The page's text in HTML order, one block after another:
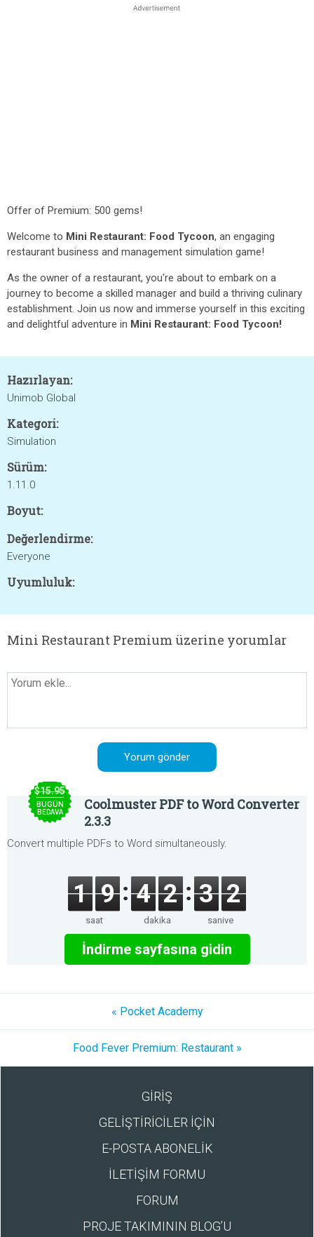
Offer of Premium: 500 gems!
Welcome to Mini Restaurant: Food Tycoon, an engaging
restaurant business and management simulation game!
As the owner of a restaurant, you're about to embark on a
journey to become a skilled manager and build a thriving culinary
establishment. Join us now and immerse yourself in this exciting
and delightful adventure in Mini Restaurant: Food Tycoon!
Hazırlayan:
Unimob Global
Kategori:
Simulation
Sürüm:
1.11.0
Boyut:
Değerlendirme:
Everyone
Uyumluluk:
Mini Restaurant Premium üzerine yorumlar
$15.95
BUGÜN
BEDAVA
Coolmuster PDF to Word Converter
2.3.3
Convert multiple PDFs to Word simultaneously.
1 9
saat
4 2
dakika
3 2
saniye
İndirme sayfasına gidin
« Pocket Academy
Food Fever Premium: Restaurant »
GİRİŞ
GELİŞTİRİCİLER İÇİN
E-POSTA ABONELİK
İLETİŞİM FORMU
FORUM
PROJE TAKIMININ BLOG’U